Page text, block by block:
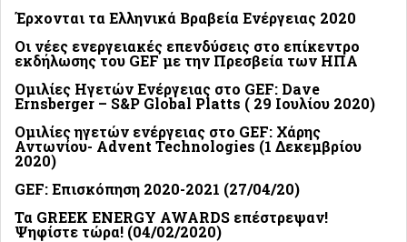
Έρχονται τα Ελληνικά Βραβεία Ενέργειας 2020
Οι νέες ενεργειακές επενδύσεις στο επίκεντρο
εκδήλωσης του GEF με την Πρεσβεία των ΗΠΑ
Ομιλίες Ηγετών Ενέργειας στο GEF: Dave
Ernsberger – S&P Global Platts ( 29 Ιουλίου 2020)
Ομιλίες ηγετών ενέργειας στο GEF: Χάρης
Αντωνίου- Advent Technologies (1 Δεκεμβρίου
2020)
GEF: Επισκόπηση 2020-2021 (27/04/20)
Τα GREEK ENERGY AWARDS επέστρεψαν!
Ψηφίστε τώρα! (04/02/2020)